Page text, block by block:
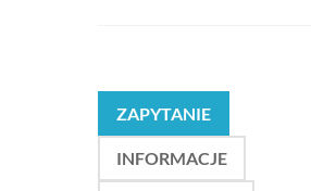
ZAPYTANIE
INFORMACJE